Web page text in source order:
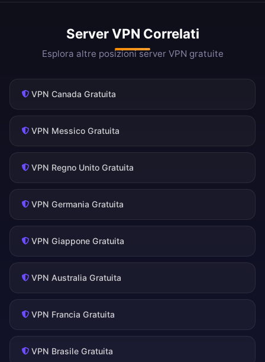
Server VPN Correlati
Esplora altre posizioni server VPN gratuite
VPN Canada Gratuita
VPN Messico Gratuita
VPN Regno Unito Gratuita
VPN Germania Gratuita
VPN Giappone Gratuita
VPN Australia Gratuita
VPN Francia Gratuita
VPN Brasile Gratuita